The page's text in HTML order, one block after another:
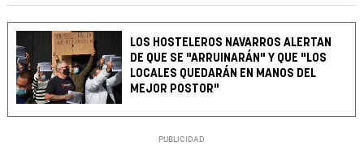
LOS HOSTELEROS NAVARROS ALERTAN
DE QUE SE "ARRUINARÁN" Y QUE "LOS
LOCALES QUEDARÁN EN MANOS DEL
MEJOR POSTOR"